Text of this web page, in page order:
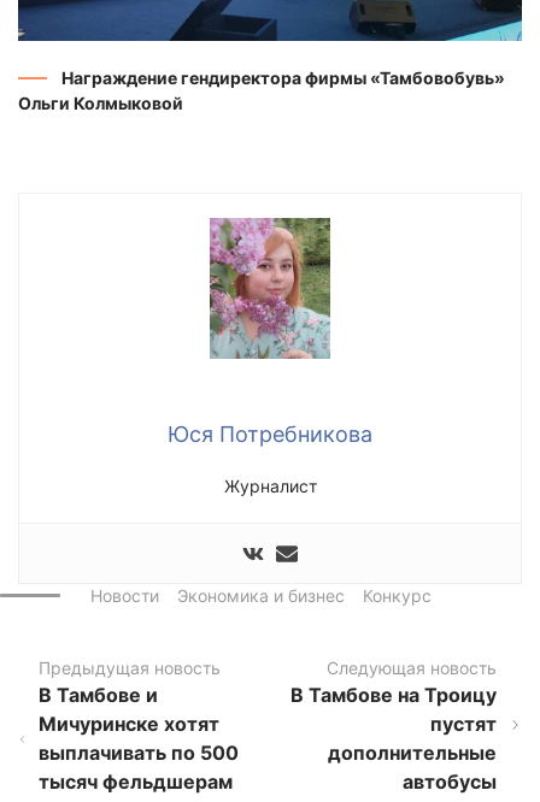
Награждение гендиректора фирмы «Тамбовобувь»
Ольги Колмыковой
Юся Потребникова
Журналист
Новости Экономика и бизнес Конкурс
Предыдущая новость
В Тамбове и
Мичуринске хотят
выплачивать по 500
тысяч фельдшерам
Следующая новость
В Тамбове на Троицу
пустят
дополнительные
автобусы